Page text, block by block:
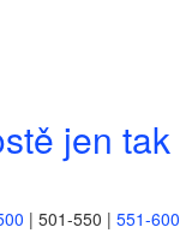
jen tak
| 501-550 | 551-600